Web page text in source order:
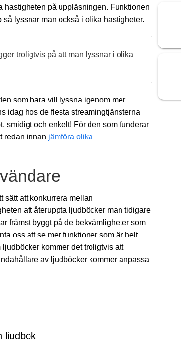
hastigheten på uppläsningen. Funktionen
lyssnar man också i olika hastigheter.
troligtvis på att man lyssnar i olika
som bara vill lyssna igenom mer
idag hos de flesta streamingtjänsterna
smidigt och enkelt! För den som funderar
redan innan jämföra olika
sätt att konkurrera mellan
att återuppta ljudböcker man tidigare
främst byggt på de bekvämligheter som
oss att se mer funktioner som är helt
kommer det troligtvis att
av ljudböcker kommer anpassa
ljudbok